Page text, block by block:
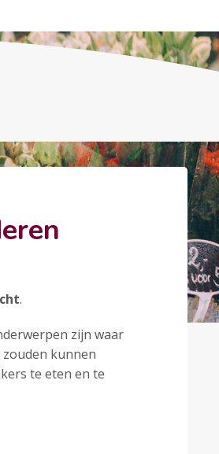
.
zijn waar
kunnen
te eten en te